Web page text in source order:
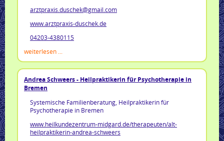
arztpraxis.duschek@gmail.com
www.arztpraxis-duschek.de
04203-4380115
weiterlesen ...
Andrea Schweers - Heilpraktikerin für Psychotherapie in
Bremen
Systemische Familienberatung, Heilpraktikerin für
Psychotherapie in Bremen
www.heilkundezentrum-midgard.de/therapeuten/alt-
heilpraktikerin-andrea-schweers